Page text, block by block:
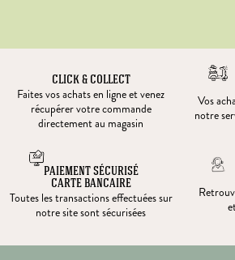
CLICK & COLLECT
Faites vos achats en ligne et venez
récupérer votre commande
directement au magasin
Vos
notre
PAIEMENT SÉCURISÉ
CARTE BANCAIRE
Toutes les transactions effectuées sur
notre site sont sécurisées